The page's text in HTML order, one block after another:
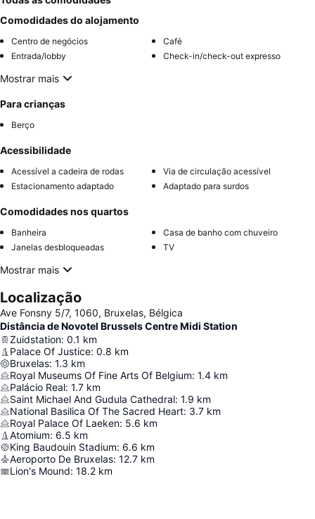
Comodidades do alojamento
Centro de negócios
Café
Entrada/lobby
Check-in/check-out expresso
Mostrar mais
Para crianças
Berço
Acessibilidade
Acessível a cadeira de rodas
Via de circulação acessível
Estacionamento adaptado
Adaptado para surdos
Comodidades nos quartos
Banheira
Casa de banho com chuveiro
Janelas desbloqueadas
TV
Mostrar mais
Localização
Ave Fonsny 5/7, 1060, Bruxelas, Bélgica
Distância de Novotel Brussels Centre Midi Station
Zuidstation: 0.1 km
Palace Of Justice: 0.8 km
Bruxelas: 1.3 km
Royal Museums Of Fine Arts Of Belgium: 1.4 km
Palácio Real: 1.7 km
Saint Michael And Gudula Cathedral: 1.9 km
National Basilica Of The Sacred Heart: 3.7 km
Royal Palace Of Laeken: 5.6 km
Atomium: 6.5 km
King Baudouin Stadium: 6.6 km
Aeroporto De Bruxelas: 12.7 km
Lion's Mound: 18.2 km